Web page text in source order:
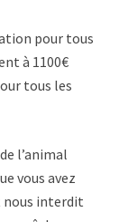
pour tous
à 1100€
tous les
l’animal
vous avez
nous interdit